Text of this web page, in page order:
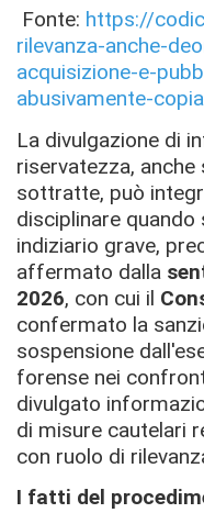
Fonte: https://
rilevanza-anche-
acquisizione-e-
abusivamente-
La divulgazione di
riservatezza,
sottratte, può
disciplinare
indiziario grave,
affermato dalla
2026, con cui il
confermato la
sospensione
forense nei
divulgato
di misure cautelari
con ruolo di
I fatti del